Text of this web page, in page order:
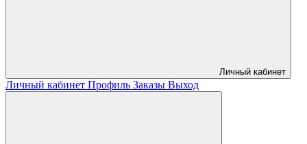
Личный кабинет
Личный кабинет Профиль Заказы Выход